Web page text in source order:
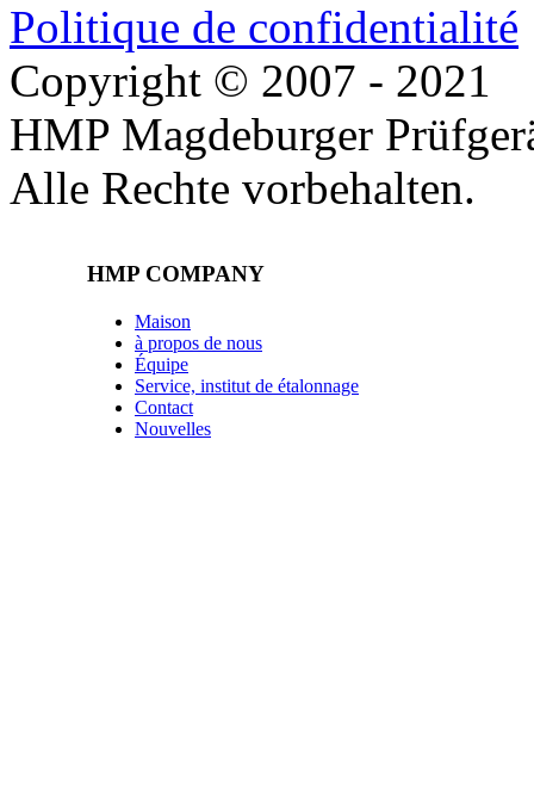
Politique de confidentialité
Copyright © 2007 - 2021
HMP Magdeburger
Alle Rechte vorbehalten.
HMP COMPANY
Maison
à propos de nous
Équipe
Service, institut de étalonnage
Contact
Nouvelles